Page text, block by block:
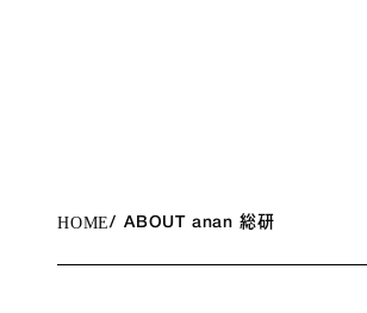
HOME ABOUT anan 総研